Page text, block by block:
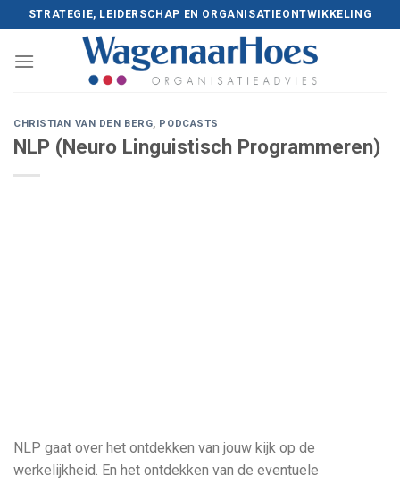
to
content
STRATEGIE, LEIDERSCHAP EN ORGANISATIEONTWIKKELING
CHRISTIAN VAN DEN BERG, PODCASTS
NLP (Neuro Linguistisch Programmeren)
NLP gaat over het ontdekken van jouw kijk op de
werkelijkheid. En het ontdekken van de eventuele